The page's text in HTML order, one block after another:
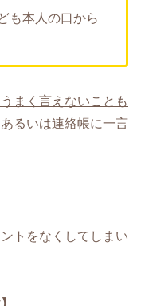
も本人の口から
まく言えないことも
るいは連絡帳に一言
トをなくしてしまい